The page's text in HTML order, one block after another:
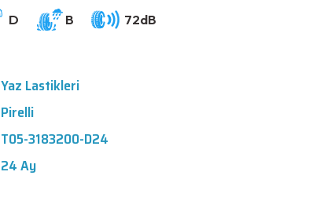
Yaz Lastikleri
Pirelli
T05-3183200-D24
24 Ay